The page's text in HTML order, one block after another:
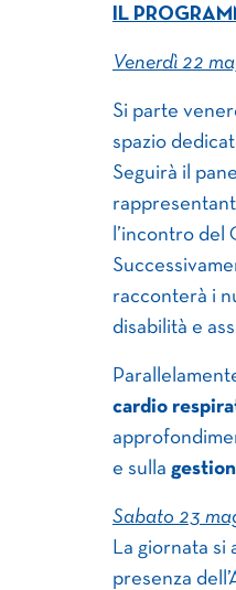
IL
Venerdì 22
Si parte
spazio
Seguirà il
l’incontro
racconterà i
disabilità e
cardio
e sulla
Sabato 23
La giornata si
presenza